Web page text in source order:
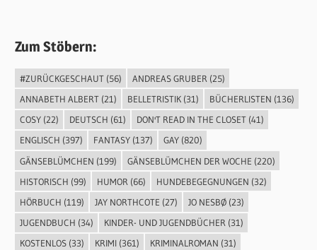
Zum Stöbern:
#ZURÜCKGESCHAUT(56) ANDREAS GRUBER (25)
ANNABETH ALBERT(21) BELLETRISTIK(31) BÜCHERLISTEN (136)
COSY(22) DEUTSCH (61) DON'T READ IN THE CLOSET(41)
ENGLISCH (397) FANTASY(137) GAY(820)
GÄNSEBLÜMCHEN (199) GÄNSEBLÜMCHEN DER WOCHE (220)
HISTORISCH (99) HUMOR (66) HUNDEBEGEGNUNGEN (32)
HÖRBUCH (119) JAY NORTHCOTE (27) JO NESBØ(23)
JUGENDBUCH (34) KINDER- UND JUGENDBÜCHER (31)
KOSTENLOS(33) KRIMI(361) KRIMINALROMAN (31)